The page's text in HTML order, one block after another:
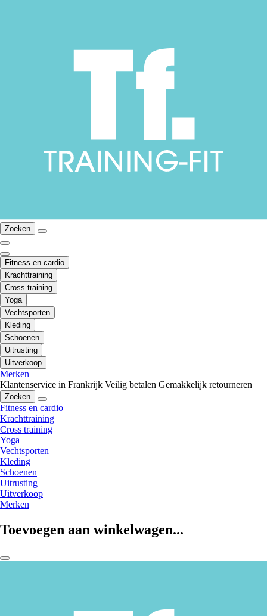
Zoeken
Fitness en cardio
Krachttraining
Cross training
Yoga
Vechtsporten
Kleding
Schoenen
Uitrusting
Uitverkoop
Merken
Klantenservice in Frankrijk Veilig betalen Gemakkelijk retourneren
Zoeken
Fitness en cardio
Krachttraining
Cross training
Yoga
Vechtsporten
Kleding
Schoenen
Uitrusting
Uitverkoop
Merken
Toevoegen aan winkelwagen...